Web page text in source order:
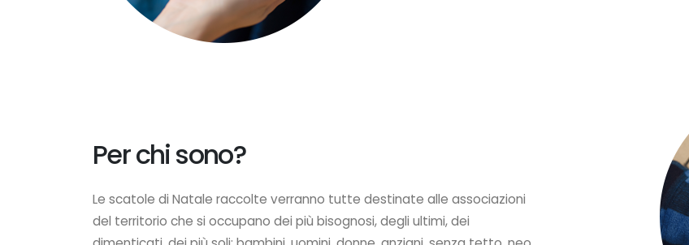
Per chi sono?
Le scatole di Natale raccolte verranno tutte destinate alle associazioni
del territorio che si occupano dei più bisognosi, degli ultimi, dei